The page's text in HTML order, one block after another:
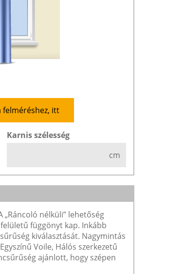
felméréshez, itt
Karnis szélesség
cm
„Ráncoló nélküli” lehetőség
függönyt kap. Inkább
kiválasztását. Nagymintás
Voile, Hálós szerkezetű
ajánlott, hogy szépen